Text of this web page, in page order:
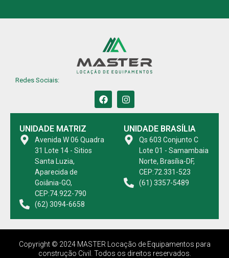
Redes Sociais:
UNIDADE MATRIZ
Avenida W 06 Quadra
31 Lote 14 - Sitios
Santa Luzia,
Aparecida de
Goiânia-GO,
CEP:74.922-790
(62) 3094-6658
UNIDADE BRASÍLIA
Qs 603 Conjunto C
Lote 01 - Samambaia
Norte, Brasília-DF,
CEP:72.331-523
(61) 3357-5489
Copyright © 2024 MASTER Locação de Equipamentos para
construção Civil. Todos os direitos reservados.